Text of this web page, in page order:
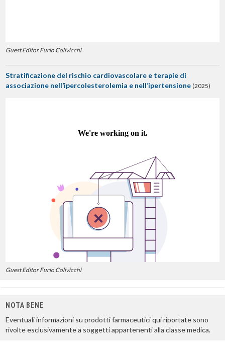
Guest Editor Furio Colivicchi
Stratificazione del rischio cardiovascolare e terapie di
associazione nell’ipercolesterolemia e nell’ipertensione (2025)
Guest Editor Furio Colivicchi
NOTA BENE
Eventuali informazioni su prodotti farmaceutici qui riportate sono
rivolte esclusivamente a soggetti appartenenti alla classe medica.